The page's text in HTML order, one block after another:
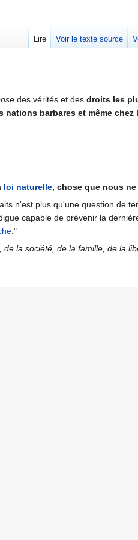
des vérités et des droits les
barbares et même chez
loi naturelle, chose que nous
n'est plus qu'une question de
capable de prévenir la
."
la société, de la famille, de la
Lire Voir le texte source